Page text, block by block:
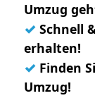
Umzug
✓ Schnell
erhalten!
✓ Finden
Umzug!